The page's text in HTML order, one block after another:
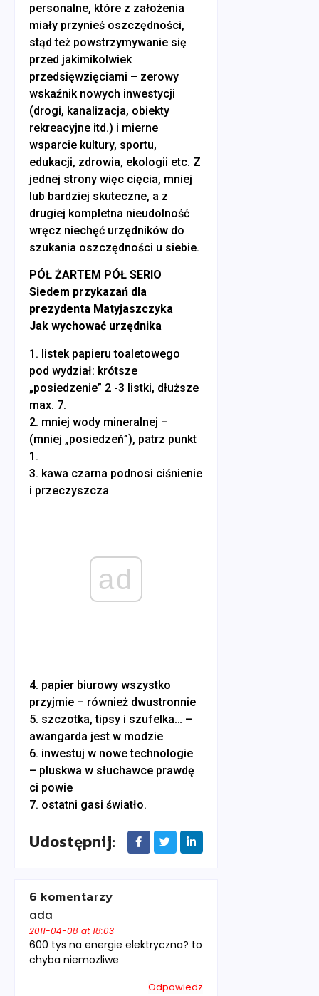
personalne, które z założenia
miały przynieś oszczędności,
stąd też powstrzymywanie się
przed jakimikolwiek
przedsięwzięciami – zerowy
wskaźnik nowych inwestycji
(drogi, kanalizacja, obiekty
rekreacyjne itd.) i mierne
wsparcie kultury, sportu,
edukacji, zdrowia, ekologii etc. Z
jednej strony więc cięcia, mniej
lub bardziej skuteczne, a z
drugiej kompletna nieudolność
wręcz niechęć urzędników do
szukania oszczędności u siebie.
PÓŁ ŻARTEM PÓŁ SERIO
Siedem przykazań dla
prezydenta Matyjaszczyka
Jak wychować urzędnika
1. listek papieru toaletowego
pod wydział: krótsze
„posiedzenie” 2 -3 listki, dłuższe
max. 7.
2. mniej wody mineralnej –
(mniej „posiedzeń”), patrz punkt
1.
3. kawa czarna podnosi ciśnienie
i przeczyszcza
ad
4. papier biurowy wszystko
przyjmie – również dwustronnie
5. szczotka, tipsy i szufelka… –
awangarda jest w modzie
6. inwestuj w nowe technologie
– pluskwa w słuchawce prawdę
ci powie
7. ostatni gasi światło.
Udostępnij:
6 komentarzy
ada
2011-04-08 at 18:03
600 tys na energie elektryczna? to
chyba niemozliwe
Odpowiedz